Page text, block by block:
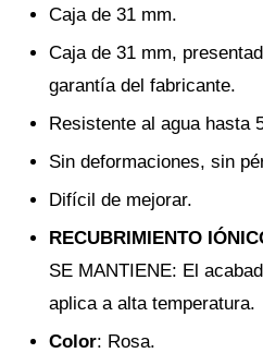
Caja de 31 mm.
Caja de 31 mm,
garantía del fabricante.
Resistente al agua hasta
Sin deformaciones, sin
Difícil de mejorar.
RECUBRIMIENTO
SE MANTIENE: El
aplica a alta temperatura.
Color: Rosa.